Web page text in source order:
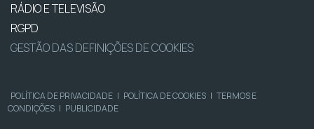
RÁDIO E TELEVISÃO
RGPD
GESTÃO DAS DEFINIÇÕES DE COOKIES
POLÍTICA DE PRIVACIDADE | POLÍTICA DE COOKIES | TERMOS E
CONDIÇÕES | PUBLICIDADE